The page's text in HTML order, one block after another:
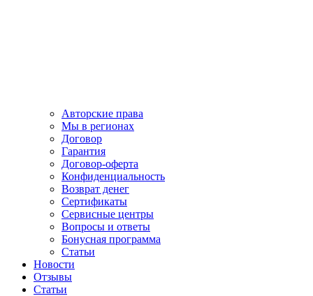
Авторские права
Мы в регионах
Договор
Гарантия
Договор-оферта
Конфиденциальность
Возврат денег
Сертификаты
Сервисные центры
Вопросы и ответы
Бонусная программа
Статьи
Новости
Отзывы
Статьи